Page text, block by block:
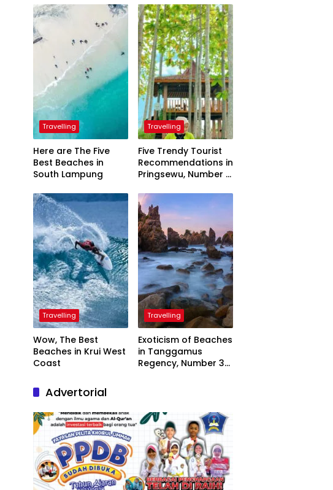
Travelling
Here are The Five
Best Beaches in
South Lampung
Travelling
Five Trendy Tourist
Recommendations in
Pringsewu, Number 3
President
Travelling
Wow, The Best
Beaches in Krui West
Coast
Travelling
Exoticism of Beaches
in Tanggamus
Regency, Number 3
Advertorial